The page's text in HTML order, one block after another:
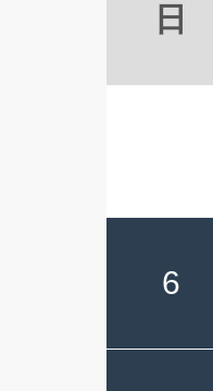
日
6